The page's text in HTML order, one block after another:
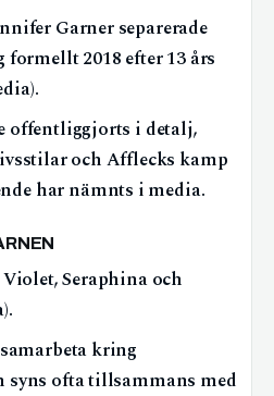
Garner separerade
formellt 2018 efter 13 års
offentliggjorts i detalj,
och Afflecks kamp
har nämnts i media.
Seraphina och
kring
syns ofta tillsammans med